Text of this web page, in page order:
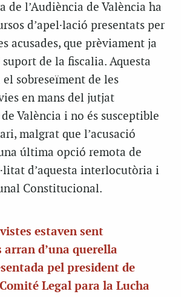
de l’Audiència de València ha
d’apel·lació presentats per
acusades, que prèviament ja
de la fiscalia. Aquesta
sobreseïment de les
en mans del jutjat
València i no és susceptible
malgrat que l’acusació
última opció remota de
d’aquesta interlocutòria i
Constitucional.
estaven sent
arran d’una querella
pel president de
Legal para la Lucha